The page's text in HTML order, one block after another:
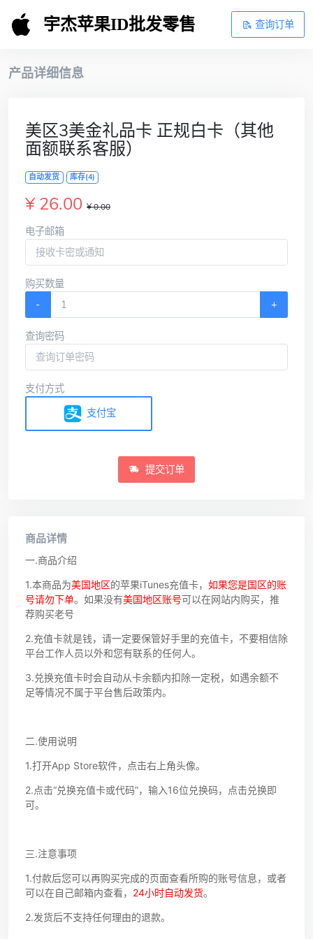
宇杰苹果ID批发零售 查询订单
产品详细信息
美区3美金礼品卡 正规白卡（其他
面额联系客服）
自动发货 库存(4)
¥ 26.00 ¥ 0.00
电子邮箱
购买数量
-
+
查询密码
支付方式
支付宝
提交订单
商品详情
一.商品介绍
1.本商品为美国地区的苹果iTunes充值卡， 如果您是国区的账
号请勿下单。如果没有美国地区账号可以在网站内购买，推
荐购买老号
2.充值卡就是钱，请一定要保管好手里的充值卡，不要相信除
平台工作人员以外和您有联系的任何人。
3.兑换充值卡时会自动从卡余额内扣除一定税，如遇余额不
足等情况不属于平台售后政策内。
二.使用说明
1.打开App Store软件，点击右上角头像。
2.点击“兑换充值卡或代码”，输入16位兑换码，点击兑换即
可。
三.注意事项
1.付款后您可以再购买完成的页面查看所购的账号信息，或者
可以在自己邮箱内查看， 24小时自动发货。
2.发货后不支持任何理由的退款。